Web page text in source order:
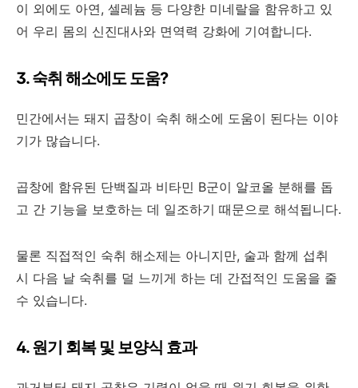
이 외에도 아연, 셀레늄 등 다양한 미네랄을 함유하고 있
어 우리 몸의 신진대사와 면역력 강화에 기여합니다.
3. 숙취 해소에도 도움?
민간에서는 돼지 곱창이 숙취 해소에 도움이 된다는 이야
기가 많습니다.
곱창에 함유된 단백질과 비타민 B군이 알코올 분해를 돕
고 간 기능을 보호하는 데 일조하기 때문으로 해석됩니다.
물론 직접적인 숙취 해소제는 아니지만, 술과 함께 섭취
시 다음 날 숙취를 덜 느끼게 하는 데 간접적인 도움을 줄
수 있습니다.
4. 원기 회복 및 보양식 효과